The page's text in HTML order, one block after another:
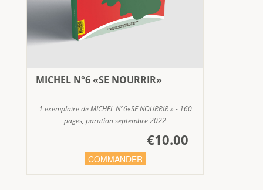
MICHEL N°6 «SE NOURRIR»
1 exemplaire de MICHEL N°6«SE NOURRIR » - 160
pages, parution septembre 2022
€10.00